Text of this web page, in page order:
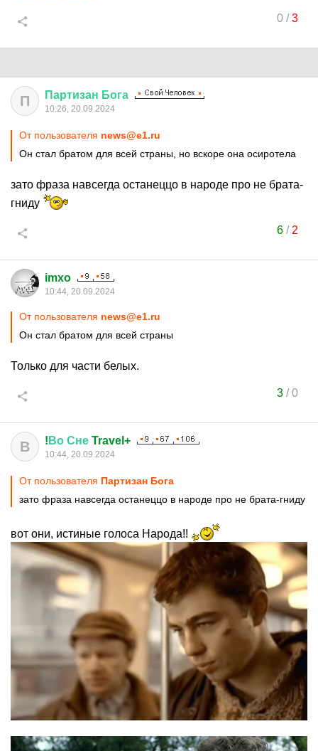
0/3
П Партизан Бога
10:26, 20.09.2024
От пользователя news@e1.ru
Он стал братом для всей страны, но вскоре она осиротела
зато фраза навсегда останеццо в народе про не брата-
гниду
6/ 2
imxo
10:44, 20.09.2024
От пользователя news@e1.ru
Он стал братом для всей страны
Только для части белых.
3/0
В ! Во Сне Travel+
10:44, 20.09.2024
От пользователя Партизан Бога
зато фраза навсегда останеццо в народе про не брата-гниду
вот они, истиные голоса Народа!!